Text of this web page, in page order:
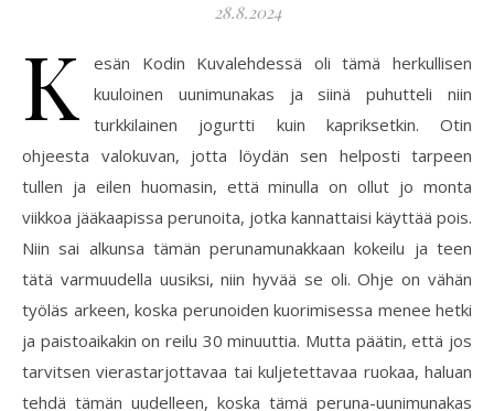
28.8.2024
K
esän Kodin Kuvalehdessä oli tämä herkullisen
kuuloinen uunimunakas ja siinä puhutteli niin
turkkilainen jogurtti kuin kapriksetkin. Otin
ohjeesta valokuvan, jotta löydän sen helposti tarpeen
tullen ja eilen huomasin, että minulla on ollut jo monta
viikkoa jääkaapissa perunoita, jotka kannattaisi käyttää pois.
Niin sai alkunsa tämän perunamunakkaan kokeilu ja teen
tätä varmuudella uusiksi, niin hyvää se oli. Ohje on vähän
työläs arkeen, koska perunoiden kuorimisessa menee hetki
ja paistoaikakin on reilu 30 minuuttia. Mutta päätin, että jos
tarvitsen vierastarjottavaa tai kuljetettavaa ruokaa, haluan
tehdä tämän uudelleen, koska tämä peruna-uunimunakas